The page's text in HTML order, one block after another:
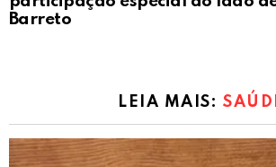
Barreto
LEIA MAIS: